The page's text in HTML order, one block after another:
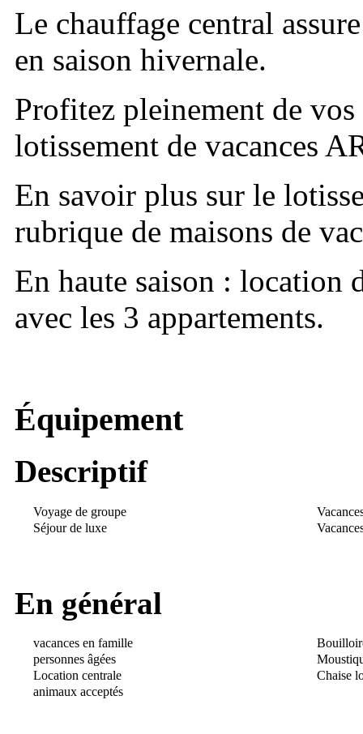
Le chauffage central
en saison hivernale.
Profitez pleinement de vos
lotissement de vacances
En savoir plus sur le
rubrique de maisons de
En haute saison :
avec les 3 appartements.
Équipement
Descriptif
Voyage de groupe
Séjour de luxe
En général
vacances en famille
personnes âgées
Location centrale
animaux acceptés
Chaise